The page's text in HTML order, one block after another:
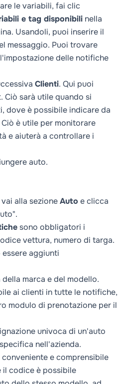
le variabili, fai clic
e tag disponibili nella
Usandoli, puoi inserire il
messaggio. Puoi trovare
delle notifiche
Clienti. Qui puoi
Ciò sarà utile quando si
dove è possibile indicare da
è utile per monitorare
e aiuterà a controllare i
auto.
alla sezioneAuto e clicca
sono obbligatori i
vettura, numero di targa.
aggiunti
marca e del modello.
ai clienti in tutte le notifiche,
modulo di prenotazione per il
univoca di un'auto
nell'azienda.
e comprensibile
il codice è possibile